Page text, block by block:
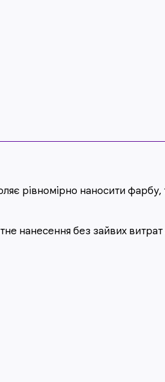
рівномірно наносити фарбу,
нанесення без зайвих витрат